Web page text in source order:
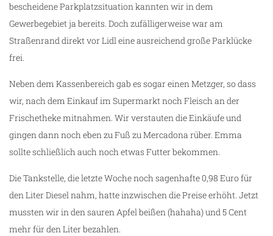
bescheidene Parkplatzsituation kannten wir in dem
Gewerbegebiet ja bereits. Doch zufälligerweise war am
Straßenrand direkt vor Lidl eine ausreichend große Parklücke
frei.
Neben dem Kassenbereich gab es sogar einen Metzger, so dass
wir, nach dem Einkauf im Supermarkt noch Fleisch an der
Frischetheke mitnahmen. Wir verstauten die Einkäufe und
gingen dann noch eben zu Fuß zu Mercadona rüber. Emma
sollte schließlich auch noch etwas Futter bekommen.
Die Tankstelle, die letzte Woche noch sagenhafte 0,98 Euro für
den Liter Diesel nahm, hatte inzwischen die Preise erhöht. Jetzt
mussten wir in den sauren Apfel beißen (hahaha) und 5 Cent
mehr für den Liter bezahlen.